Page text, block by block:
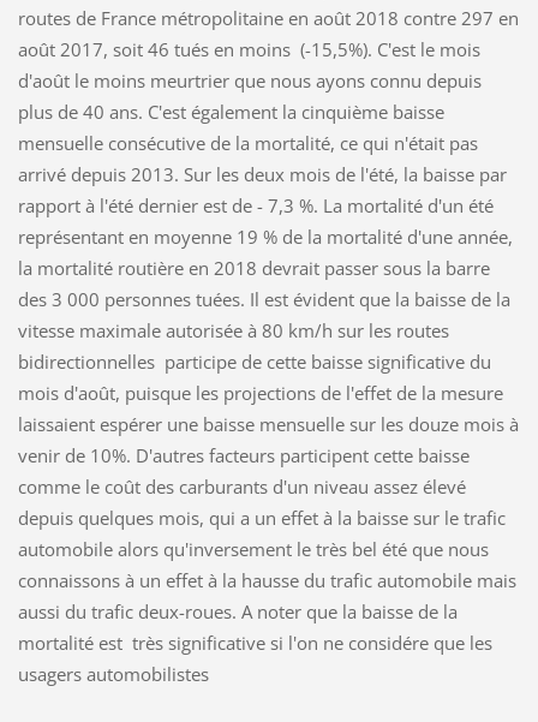
routes de France métropolitaine en août 2018 contre 297 en
août 2017, soit 46 tués en moins (-15,5%). C'est le mois
d'août le moins meurtrier que nous ayons connu depuis
plus de 40 ans. C'est également la cinquième baisse
mensuelle consécutive de la mortalité, ce qui n'était pas
arrivé depuis 2013. Sur les deux mois de l'été, la baisse par
rapport à l'été dernier est de - 7,3 %. La mortalité d'un été
représentant en moyenne 19 % de la mortalité d'une année,
la mortalité routière en 2018 devrait passer sous la barre
des 3 000 personnes tuées. Il est évident que la baisse de la
vitesse maximale autorisée à 80 km/h sur les routes
bidirectionnelles participe de cette baisse significative du
mois d'août, puisque les projections de l'effet de la mesure
laissaient espérer une baisse mensuelle sur les douze mois à
venir de 10%. D'autres facteurs participent cette baisse
comme le coût des carburants d'un niveau assez élevé
depuis quelques mois, qui a un effet à la baisse sur le trafic
automobile alors qu'inversement le très bel été que nous
connaissons à un effet à la hausse du trafic automobile mais
aussi du trafic deux-roues. A noter que la baisse de la
mortalité est très significative si l'on ne considére que les
usagers automobilistes